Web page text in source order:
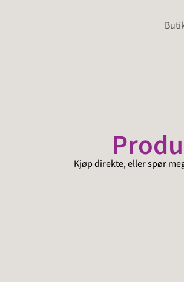
Kjøp direkte, eller spør